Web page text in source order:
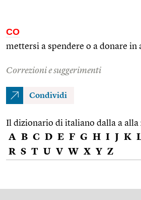
CO
mettersi a spendere o a donare in
Correzioni e suggerimenti
Condividi
Il dizionario di italiano dalla a alla
A B C D E F G H I J K
R S T U V W X Y Z